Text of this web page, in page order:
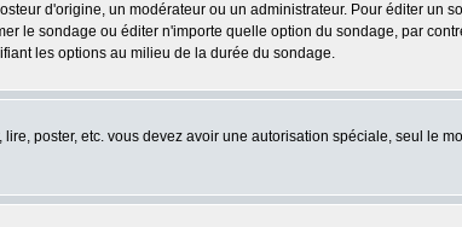
d'origine, un modérateur ou un administrateur. Pour éditer un
le sondage ou éditer n'importe quelle option du sondage, par
les options au milieu de la durée du sondage.
poster, etc. vous devez avoir une autorisation spéciale, seul le